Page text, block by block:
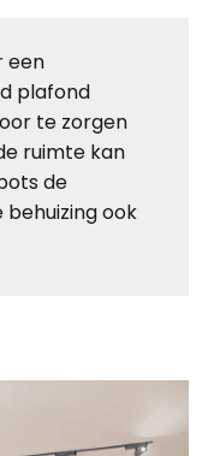
een
plafond
te zorgen
ruimte kan
de
behuizing ook